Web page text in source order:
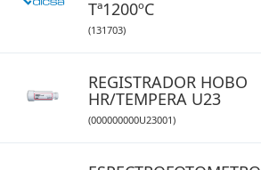
Tª1200ºC
(131703)
REGISTRADOR HOBO
HR/TEMPERA U23
(000000000U23001)